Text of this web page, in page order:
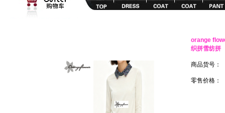
orange
织拼雪纺拼
商品货号：
零售价格：